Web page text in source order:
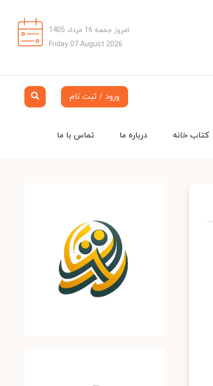
امروز جمعه 16 مرداد 1405
Friday 07 August 2026
ورود / ثبت نام
تماس با ما درباره ما کتاب خانه